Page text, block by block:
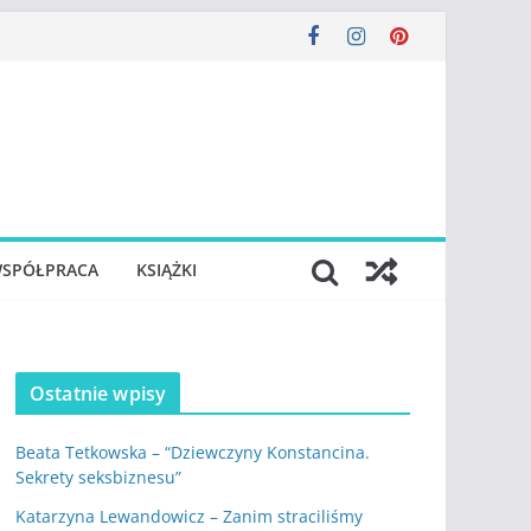
KSIĄŻKI
Ostatnie wpisy
Beata Tetkowska – “Dziewczyny Konstancina.
Sekrety seksbiznesu”
Katarzyna Lewandowicz – Zanim straciliśmy